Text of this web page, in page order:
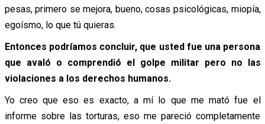
pesas, primero se mejora, bueno, cosas psicológicas, miopía,
egoísmo, lo que tú quieras.
Entonces podríamos concluir, que usted fue una persona
que avaló o comprendió el golpe militar pero no las
violaciones a los derechos humanos.
Yo creo que eso es exacto, a mí lo que me mató fue el
informe sobre las torturas, eso me pareció completamente